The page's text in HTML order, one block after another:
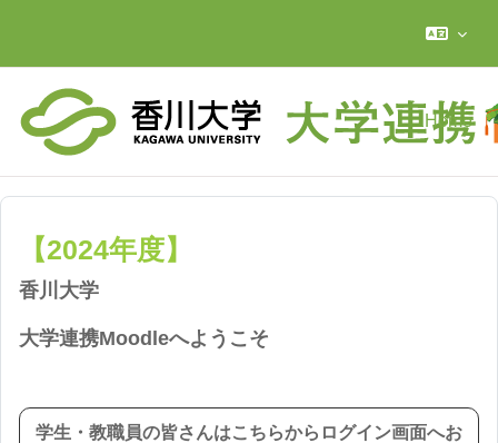
Home
【2024年度】
香川大学
大学連携Moodleへようこそ
学生・教職員の皆さんはこちらからログイン画面へお